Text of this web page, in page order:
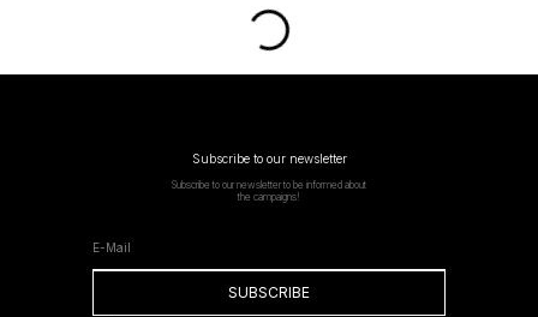
Subscribe to our newsletter
Subscribe to our newsletter to be informed about
the campaigns!
SUBSCRIBE